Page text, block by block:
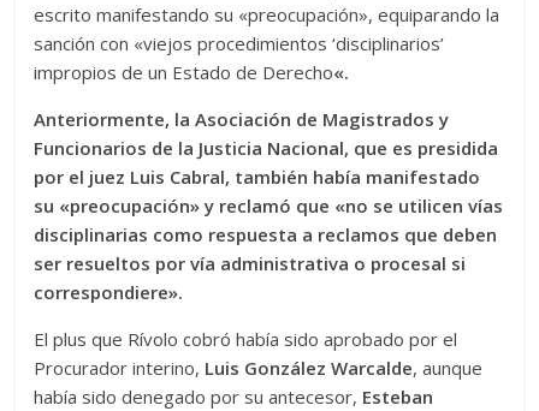
escrito manifestando su «preocupación», equiparando la
sanción con «viejos procedimientos ‘disciplinarios’
impropios de un Estado de Derecho«.
Anteriormente, laAsociación de Magistrados y
Funcionarios de la Justicia Nacional, que es presidida
por el juez Luis Cabral, también había manifestado
su «preocupación» y reclamó que «no se utilicen vías
disciplinarias como respuesta a reclamos que deben
ser resueltos por vía administrativa o procesal si
correspondiere».
El plus que Rívolo cobró había sido aprobado por el
Procurador interino, Luis González Warcalde, aunque
había sido denegado por su antecesor, Esteban